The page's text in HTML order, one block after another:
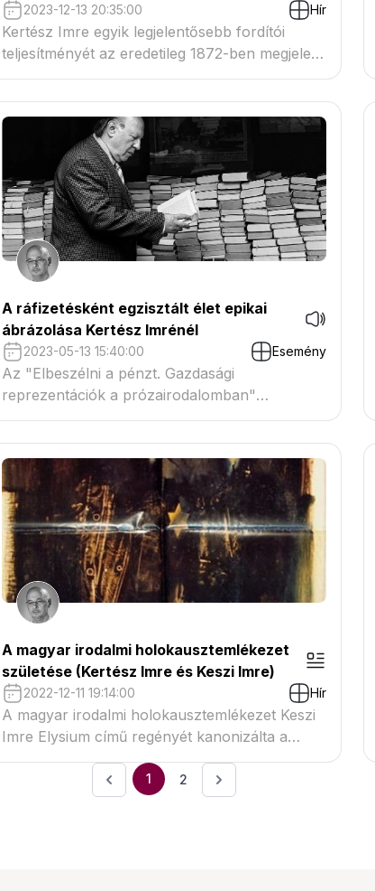
2023-12-13 20:35:00 Hír
Kertész Imre egyik legjelentősebb fordítói
teljesítményét az eredetileg 1872-ben megjelent
A tragédia születése című, Friedrich Nietzsche
nevéhez fűződő drámaelméleti mű magyarra
történő átültetése képezi.
A ráfizetésként egzisztált élet epikai
ábrázolása Kertész Imrénél
2023-05-13 15:40:00 Esemény
Az "Elbeszélni a pénzt. Gazdasági
reprezentációk a prózairodalomban"
konferencián tartott előadásban azt mutattam
be, hogy Kertész Imre rendszerváltozás idején
megjelent műveiben miként jelenik meg a pénz
ábrázolása az idegenség és a törvénysértés
tapasztalatával összefüggésben.
A magyar irodalmi holokausztemlékezet
születése (Kertész Imre és Keszi Imre)
2022-12-11 19:14:00 Hír
A magyar irodalmi holokausztemlékezet Keszi
Imre Elysium című regényét kanonizálta a
holokauszt első szépirodalmi értékű prózai
műveként, amely epikai alkotás sok
szempontból összevethető Kertész Imre
1 2